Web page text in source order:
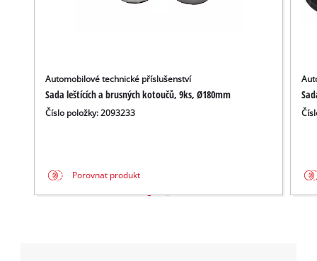
Automobilové technické příslušenství
Sada leštících a brusných kotoučů, 9ks, Ø180mm
Číslo položky: 2093233
Porovnat produkt